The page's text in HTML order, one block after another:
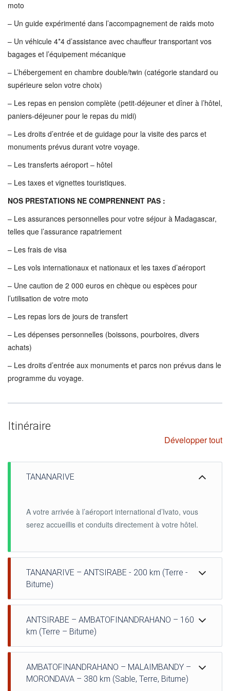
moto
– Un guide expérimenté dans l’accompagnement de raids moto
– Un véhicule 4*4 d’assistance avec chauffeur transportant vos
bagages et l’équipement mécanique
– L’hébergement en chambre double/twin (catégorie standard ou
supérieure selon votre choix)
– Les repas en pension complète (petit-déjeuner et dîner à l’hôtel,
paniers-déjeuner pour le repas du midi)
– Les droits d’entrée et de guidage pour la visite des parcs et
monuments prévus durant votre voyage.
– Les transferts aéroport – hôtel
– Les taxes et vignettes touristiques.
NOS PRESTATIONS NE COMPRENNENT PAS :
– Les assurances personnelles pour votre séjour à Madagascar,
telles que l’assurance rapatriement
– Les frais de visa
– Les vols internationaux et nationaux et les taxes d’aéroport
– Une caution de 2 000 euros en chèque ou espèces pour
l’utilisation de votre moto
– Les repas lors de jours de transfert
– Les dépenses personnelles (boissons, pourboires, divers
achats)
– Les droits d’entrée aux monuments et parcs non prévus dans le
programme du voyage.
Itinéraire
Développer tout
TANANARIVE
A votre arrivée à l’aéroport international d’Ivato, vous
serez accueillis et conduits directement à votre hôtel.
TANANARIVE – ANTSIRABE - 200 km (Terre -
Bitume)
vous accompagnera tout au long de votre parcours,
vous pourrez effectuer une première prise en main de
vos motos enduro spécialement équipées et préparées
pour votre raid. En sortant de la capitale et de ses
artères animées et congestionnées, vous emprunterez
ANTSIRABE – AMBATOFINANDRAHANO – 160
km (Terre – Bitume)
d’Antsirabe pour découvrir le lac Tritriva, faille
volcanique remplie de légendes et de fady (tabous)
AMBATOFINANDRAHANO – MALAIMBANDY –
MORONDAVA – 380 km (Sable, Terre, Bitume)